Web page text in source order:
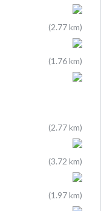
(2.77 km)
(1.76 km)
(2.77 km)
(3.72 km)
(1.97 km)